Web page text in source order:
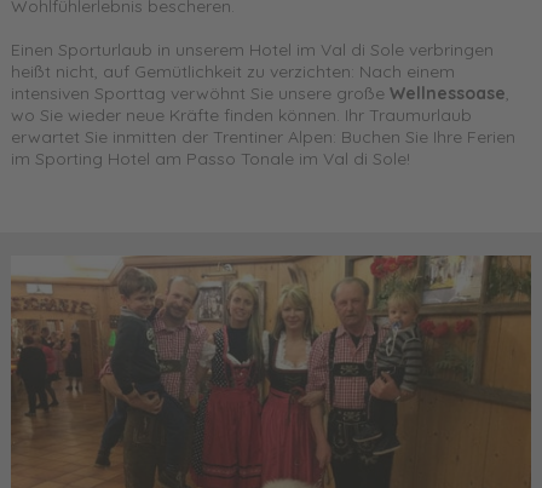
Wohlfühlerlebnis bescheren.
Einen Sporturlaub in unserem Hotel im Val di Sole verbringen
heißt nicht, auf Gemütlichkeit zu verzichten: Nach einem
intensiven Sporttag verwöhnt Sie unsere große Wellnessoase,
wo Sie wieder neue Kräfte finden können. Ihr Traumurlaub
erwartet Sie inmitten der Trentiner Alpen: Buchen Sie Ihre Ferien
im Sporting Hotel am Passo Tonale im Val di Sole!